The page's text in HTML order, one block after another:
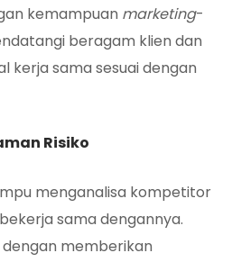
kemampuan marketing-
beragam klien dan
kerja sama sesuai dengan
Risiko
menganalisa kompetitor
sama dengannya.
memberikan